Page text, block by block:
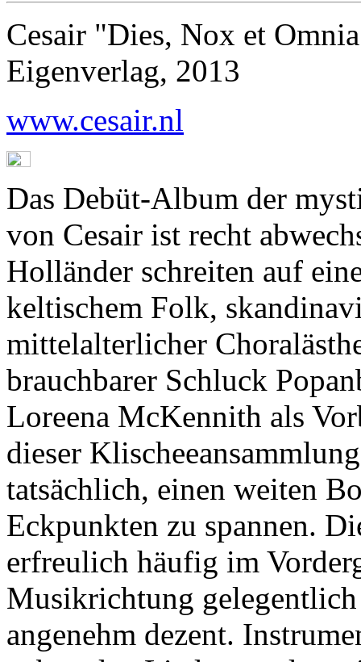
Cesair "Dies, Nox et
Eigenverlag, 2013
www.cesair.nl
Das Debüt-Album der
von Cesair ist recht
Holländer schreiten auf
keltischem Folk,
mittelalterlicher
brauchbarer Schluck
Loreena McKennith als
dieser
tatsächlich, einen weiten
Eckpunkten zu spannen.
erfreulich häufig im
Musikrichtung
angenehm dezent.